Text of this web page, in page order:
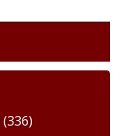
(336)